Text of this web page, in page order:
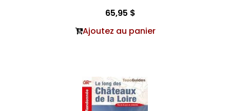
65,95 $
Ajoutez au panier